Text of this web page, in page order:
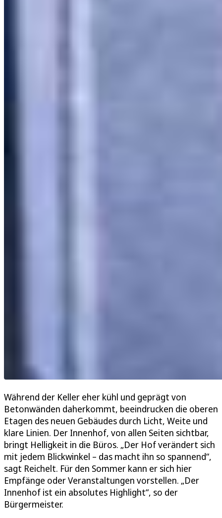
Während der Keller eher kühl und geprägt von
Betonwänden daherkommt, beeindrucken die oberen
Etagen des neuen Gebäudes durch Licht, Weite und
klare Linien. Der Innenhof, von allen Seiten sichtbar,
bringt Helligkeit in die Büros. „Der Hof verändert sich
mit jedem Blickwinkel – das macht ihn so spannend“,
sagt Reichelt. Für den Sommer kann er sich hier
Empfänge oder Veranstaltungen vorstellen. „Der
Innenhof ist ein absolutes Highlight“, so der
Bürgermeister.